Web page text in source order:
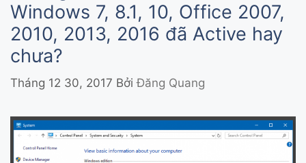
Windows 7, 8.1, 10, Office 2007,
2010, 2013, 2016 đã Active hay
chưa?
Tháng 12 30, 2017 BởiĐăng Quang